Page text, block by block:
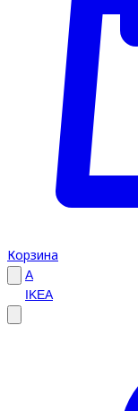
Корзина
A
IKEA